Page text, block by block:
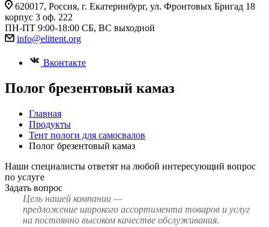
620017, Россия, г. Екатеринбург, ул. Фронтовых Бригад 18
корпус 3 оф. 222
ПН-ПТ 9:00-18:00 СБ, ВС выходной
info@elittent.org
Вконтакте
Полог брезентовый камаз
Главная
Продукты
Тент пологи для самосвалов
Полог брезентовый камаз
Наши специалисты ответят на любой интересующий вопрос
по услуге
Задать вопрос
Цель нашей компании —
предложение широкого ассортимента товаров и услуг
на постоянно высоком качестве обслуживания.